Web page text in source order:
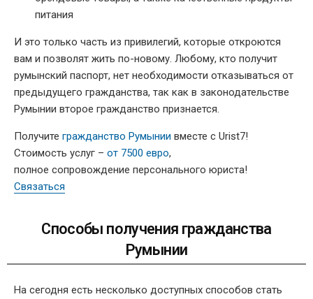
питания
И это только часть из привилегий, которые откроются
вам и позволят жить по-новому. Любому, кто получит
румынский паспорт, нет необходимости отказываться от
предыдущего гражданства, так как в законодательстве
Румынии второе гражданство признается.
Получите гражданство Румынии вместе с Urist7!
Стоимость услуг – от 7500 евро,
полное сопровождение персонального юриста!
Связаться
Способы получения гражданства
Румынии
На сегодня есть несколько доступных способов стать